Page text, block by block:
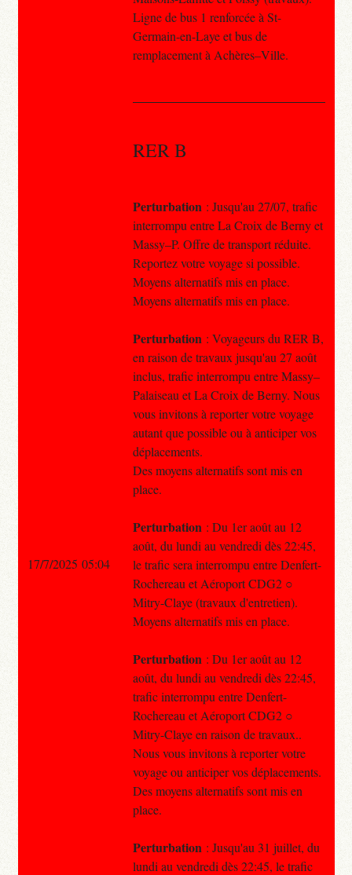
Ligne de bus 1 renforcée à St-
Germain-en-Laye et bus de
remplacement à Achères–Ville.
RER B
Perturbation : Jusqu'au 27/07, trafic
interrompu entre La Croix de Berny et
Massy–P. Offre de transport réduite.
Reportez votre voyage si possible.
Moyens alternatifs mis en place.
Moyens alternatifs mis en place.
Perturbation : Voyageurs du RER B,
en raison de travaux jusqu'au 27 août
inclus, trafic interrompu entre Massy–
Palaiseau et La Croix de Berny. Nous
vous invitons à reporter votre voyage
autant que possible ou à anticiper vos
déplacements.
Des moyens alternatifs sont mis en
place.
Perturbation : Du 1er août au 12
août, du lundi au vendredi dès 22:45,
le trafic sera interrompu entre Denfert-
Rochereau et Aéroport CDG2 ○
Mitry-Claye (travaux d'entretien).
Moyens alternatifs mis en place.
Perturbation : Du 1er août au 12
août, du lundi au vendredi dès 22:45,
trafic interrompu entre Denfert-
Rochereau et Aéroport CDG2 ○
Mitry-Claye en raison de travaux..
Nous vous invitons à reporter votre
voyage ou anticiper vos déplacements.
Des moyens alternatifs sont mis en
place.
Perturbation : Jusqu'au 31 juillet, du
lundi au vendredi dès 22:45, le trafic
17/7/2025 05:04